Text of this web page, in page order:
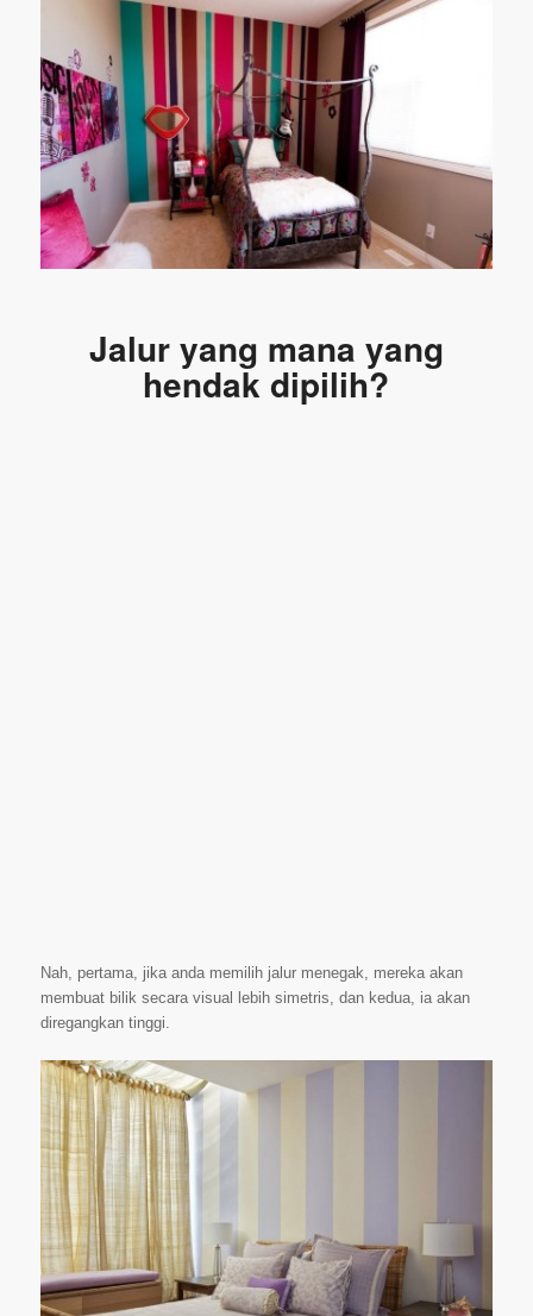
Jalur yang mana yang
hendak dipilih?
Nah, pertama, jika anda memilih jalur menegak, mereka akan
membuat bilik secara visual lebih simetris, dan kedua, ia akan
diregangkan tinggi.